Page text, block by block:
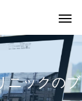
ニックのブ